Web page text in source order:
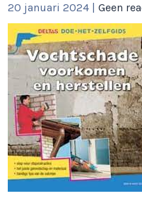
20 januari 2024 |Geen